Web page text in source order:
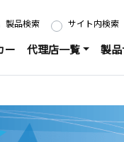
製品検索 サイト内検索
ー 代理店一覧 製